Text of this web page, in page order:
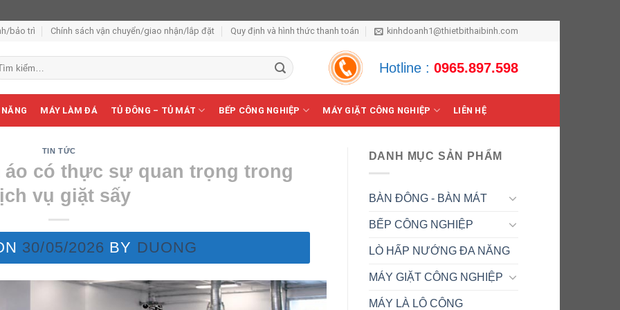
bảo trì Chính sách vận chuyển/giao nhận/lắp đặt Quy định và hình thức thanh toán kinhdoanh1@thietbithaibinh.com
Hotline : 0965.897.598
MÁY LÀM ĐÁ TỦ ĐÔNG – TỦ MÁT BẾP CÔNG NGHIỆP MÁY GIẶT CÔNG NGHIỆP LIÊN HỆ
TIN TỨC
áo có thực sự quan trọng trong
vụ giặt sấy
30/05/2026 BY DUONG
DANH MỤC SẢN PHẨM
BÀN ĐÔNG - BÀN MÁT
BẾP CÔNG NGHIỆP
LÒ HẤP NƯỚNG ĐA NĂNG
MÁY GIẶT CÔNG NGHIỆP
MÁY LÀ LÔ CÔNG